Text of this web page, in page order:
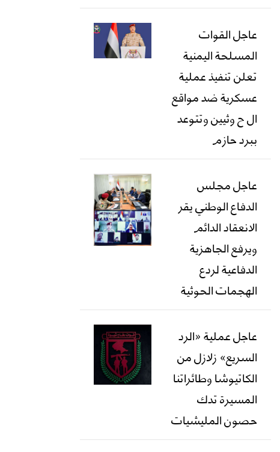
عاجل القوات
المسلحة اليمنية
تعلن تنفيذ عملية
عسكرية ضد مواقع
ال ح وثيين وتتوعد
ببرد حازم
عاجل مجلس
الدفاع الوطني يقر
الانعقاد الدائم
ويرفع الجاهزية
الدفاعية لردع
الهجمات الحوثية
عاجل عملية «الرد
السريع» زلازل من
الكاتيوشا وطائراتنا
المسيرة تدك
حصون المليشيات